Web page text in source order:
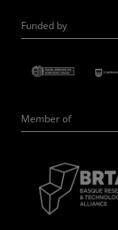
Funded by
Member of